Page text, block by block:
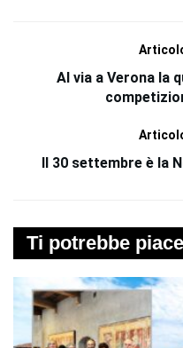
Al via a Verona la
Il 30 settembre è la
Ti potrebbe